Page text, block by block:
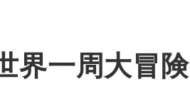
界一周大冒険